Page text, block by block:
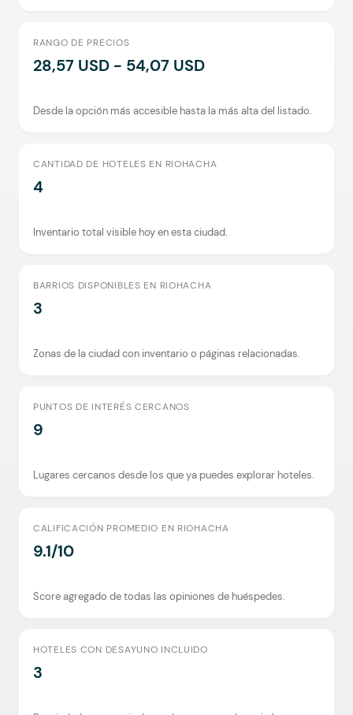
RANGO DE PRECIOS
28,57 USD - 54,07 USD
Desde la opción más accesible hasta la más alta del listado.
CANTIDAD DE HOTELES EN RIOHACHA
4
Inventario total visible hoy en esta ciudad.
BARRIOS DISPONIBLES EN RIOHACHA
3
Zonas de la ciudad con inventario o páginas relacionadas.
PUNTOS DE INTERÉS CERCANOS
9
Lugares cercanos desde los que ya puedes explorar hoteles.
CALIFICACIÓN PROMEDIO EN RIOHACHA
9.1/10
Score agregado de todas las opiniones de huéspedes.
HOTELES CON DESAYUNO INCLUIDO
3